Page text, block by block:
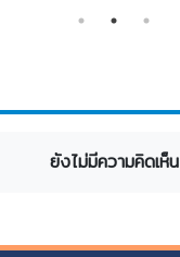
ยังไม่มีความคิดเห็น